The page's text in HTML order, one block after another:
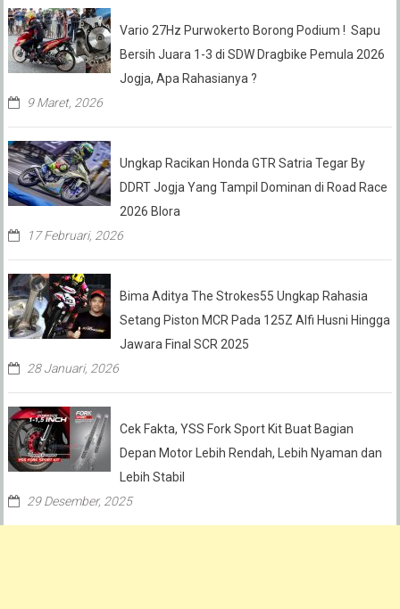
Vario 27Hz Purwokerto Borong Podium ! Sapu
Bersih Juara 1-3 di SDW Dragbike Pemula 2026
Jogja, Apa Rahasianya ?
9 Maret, 2026
Ungkap Racikan Honda GTR Satria Tegar By
DDRT Jogja Yang Tampil Dominan di Road Race
2026 Blora
17 Februari, 2026
Bima Aditya The Strokes55 Ungkap Rahasia
Setang Piston MCR Pada 125Z Alfi Husni Hingga
Jawara Final SCR 2025
28 Januari, 2026
Cek Fakta, YSS Fork Sport Kit Buat Bagian
Depan Motor Lebih Rendah, Lebih Nyaman dan
Lebih Stabil
29 Desember, 2025